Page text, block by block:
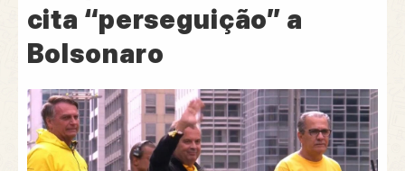
cita “perseguição” a
Bolsonaro